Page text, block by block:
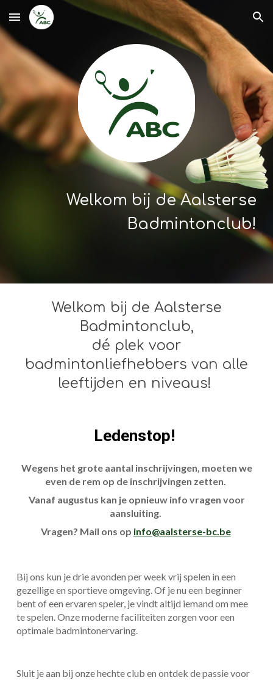
Skip to main content Skip to navigation
Welkom bij de Aalsterse
Badmintonclub!
Welkom bij de Aalsterse
Badmintonclub,
dé plek voor
badmintonliefhebbers van alle
leeftijden en niveaus!
Ledenstop!
Wegens het grote aantal inschrijvingen, moeten we
even de rem op de inschrijvingen zetten.
Vanaf augustus kan je opnieuw info vragen voor
aansluiting.
Vragen? Mail ons op info@aalsterse-bc.be
Bij ons kun je drie avonden per week vrij spelen in een
gezellige en sportieve omgeving. Of je nu een beginner
bent of een ervaren speler, je vindt altijd iemand om mee
te spelen. Onze moderne faciliteiten zorgen voor een
optimale badmintonervaring.
Sluit je aan bij onze hechte club en ontdek de passie voor